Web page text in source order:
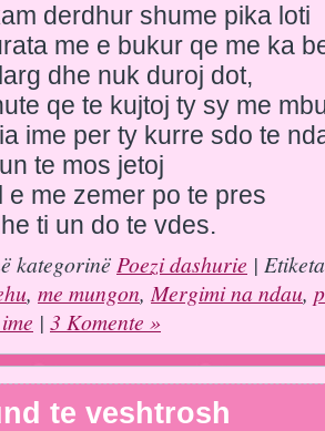
derdhur shume pika loti
me e bukur qe me ka
dhe nuk duroj dot,
qe te kujtoj ty sy me
ime per ty kurre sdo te
te mos jetoj
e me zemer po te pres
ti un do te vdes.
kategorinëPoezi dashurie |
, me mungon,Mergimi na ndau,
| 3 Komente »
te veshtrosh